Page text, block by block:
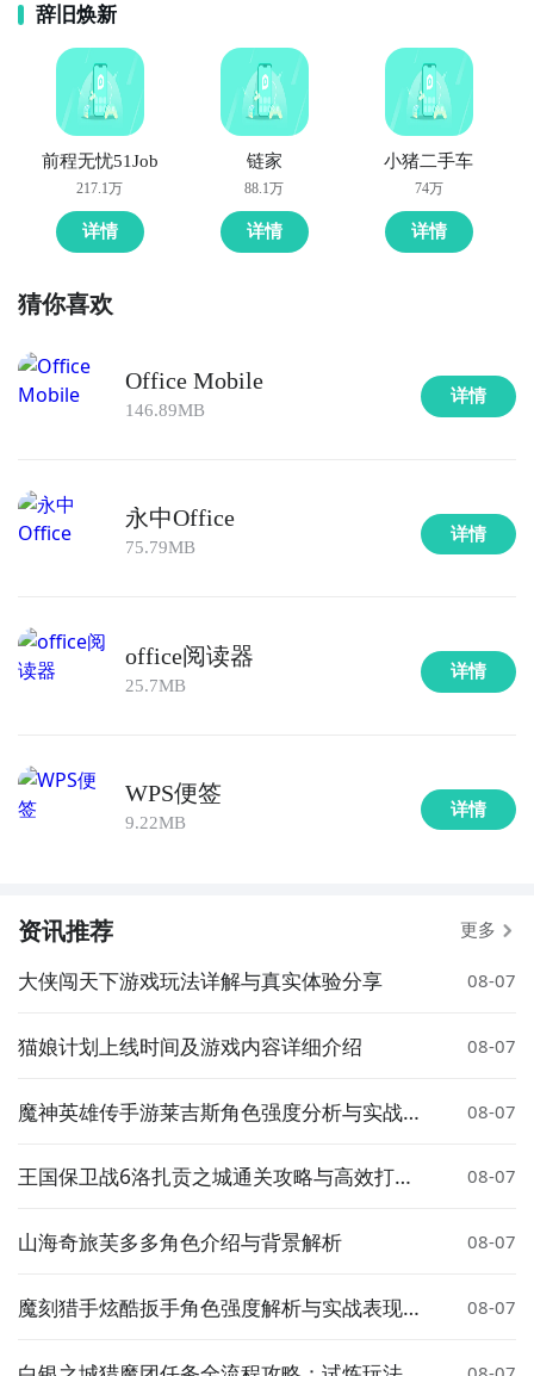
辞旧焕新
前程无忧51Job
217.1万
详情
链家
88.1万
详情
小猪二手车
74万
详情
猜你喜欢
Office Mobile
146.89MB
详情
永中Office
75.79MB
详情
office阅读器
25.7MB
详情
WPS便签
9.22MB
详情
资讯推荐 更多
大侠闯天下游戏玩法详解与真实体验分享 08-07
猫娘计划上线时间及游戏内容详细介绍 08-07
魔神英雄传手游莱吉斯角色强度分析与实战搭
08-07
王国保卫战6洛扎贡之城通关攻略与高效打法
08-07
山海奇旅芙多多角色介绍与背景解析 08-07
魔刻猎手炫酷扳手角色强度解析与实战表现评
08-07